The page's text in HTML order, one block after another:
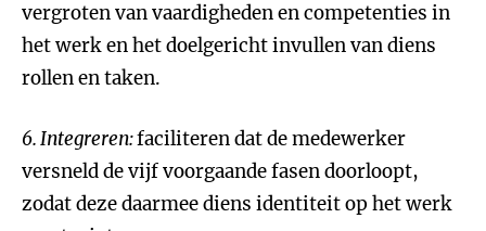
vergroten van vaardigheden en competenties in
het werk en het doelgericht invullen van diens
rollen en taken.
6.Integreren:faciliteren dat de medewerker
versneld de vijf voorgaande fasen doorloopt,
zodat deze daarmee diens identiteit op het werk